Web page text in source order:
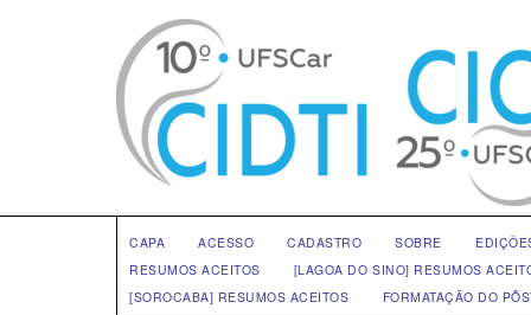
CAPA ACESSO CADASTRO SOBRE
RESUMOS ACEITOS
[LAGOA DO SINO] RESUMOS
[SOROCABA] RESUMOS ACEITOS
FORMATAÇÃO DO